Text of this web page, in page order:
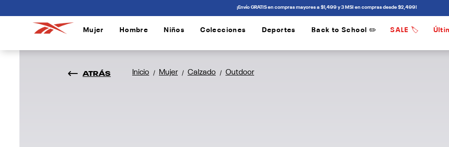
¡Envío GRATIS en compras mayores a $1,499 y 3 MSI en compras desde $2,499!
Mujer Hombre Niños Colecciones Deportes Back to School ✏️ SALE 🏷️
ATRÁS Inicio / Mujer / Calzado / Outdoor